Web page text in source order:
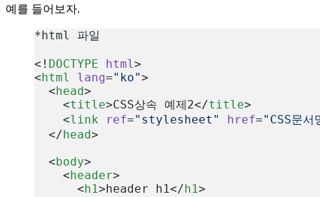
예를 들어보자.
*html 파일
<! DOCTYPE html>
< html lang="ko">
  <
head>
    <
title>CSS상속 예제2</title>
    <
link ref="stylesheet" href="CSS문
  </
head>
  <
body>
    <
header>
      <
h1>header h1</ h1>